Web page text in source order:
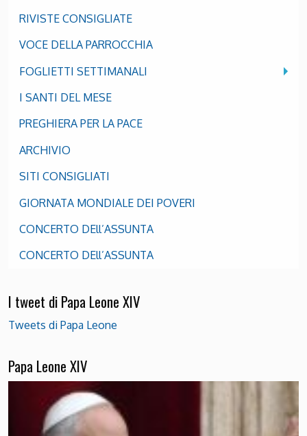
RIVISTE CONSIGLIATE
VOCE DELLA PARROCCHIA
FOGLIETTI SETTIMANALI
I SANTI DEL MESE
PREGHIERA PER LA PACE
ARCHIVIO
SITI CONSIGLIATI
GIORNATA MONDIALE DEI POVERI
CONCERTO DEll’ASSUNTA
CONCERTO DEll’ASSUNTA
I tweet di Papa Leone XIV
Tweets di Papa Leone
Papa Leone XIV